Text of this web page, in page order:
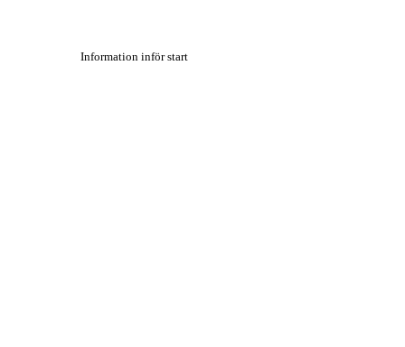
Information inför start